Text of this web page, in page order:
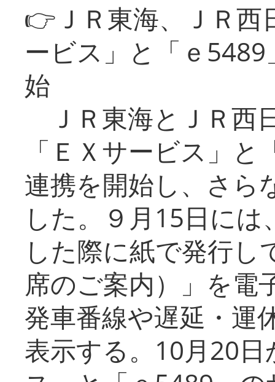
👉ＪＲ東海、ＪＲ
ービス」と「ｅ
始
ＪＲ東海とＪＲ西
「ＥＸサービス」
連携を開始し、さら
した。９月15日に
した際に紙で発行し
席のご案内）」を電
発車番線や遅延・運
表示する。10月20